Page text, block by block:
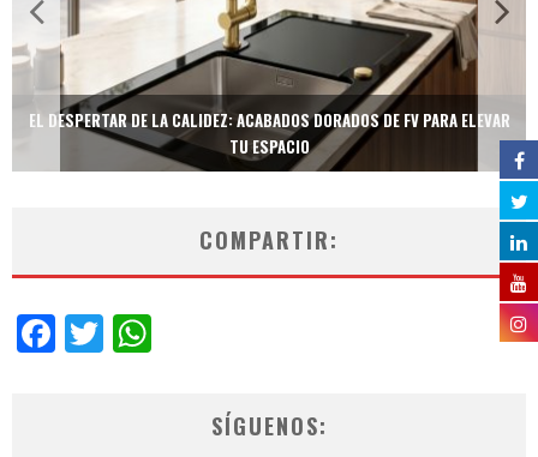
EL DESPERTAR DE LA CALIDEZ: ACABADOS DORADOS DE FV PARA ELEVAR
TU ESPACIO
COMPARTIR:
Facebook
Twitter
SÍGUENOS: